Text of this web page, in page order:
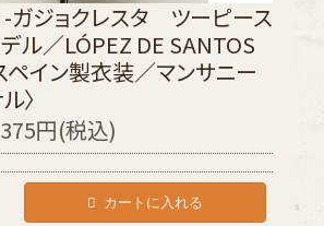
ガジョクレスタ ツーピース
デル／LÓPEZ DE SANTOS
ペイン製衣装／マンサニー
〉
円(税込)
カートに入れる